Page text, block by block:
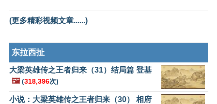
(更多精彩视频文章......)
东拉西扯
大梁英雄传之王者归来（31）结局篇 登基
🖼️ (318,396次)
小说：大梁英雄传之王者归来（30） 相府